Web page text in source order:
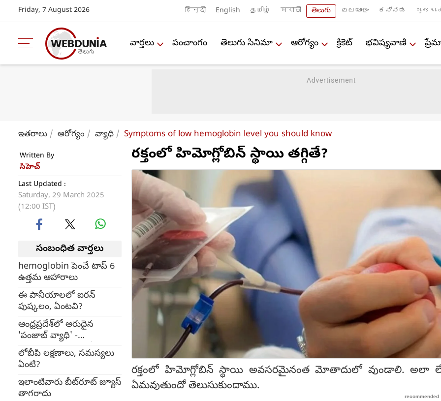
Friday, 7 August 2026 हिन्दी English தமிழ் मराठी తెలుగు മലയാളം ಕನ್ನಡ
వార్తలు పంచాంగం తెలుగు సినిమా ఆరోగ్యం క్రికెట్ భవిష్యవాణి
ఇతరాలు ఆరోగ్యం వ్యాధి Symptoms of low hemoglobin level you should know
Written By
సిహెచ్
Last Updated :
Saturday, 29 March 2025
(12:00 IST)
సంబంధిత వార్తలు
hemoglobin పెంచే టాప్ 6
ఉత్తమ ఆహారాలు
ఈ పానీయాలలో ఐరన్
పుష్కలం, ఏంటవి?
ఆంధ్రప్రదేశ్‌లో అరుదైన
'పంజాబ్ వ్యాధి' -
అంతుచిక్కని వ్యాధితో
హడలిపోతున్న వైద్యులు!
లోబీపి లక్షణాలు, సమస్యలు
ఏంటి?
ఇలాంటివారు బీట్‌రూట్ జ్యూస్
తాగరాదు
రక్తంలో హిమోగ్లోబిన్ స్థాయి తగ్గితే?
రక్తంలో హిమోగ్లోబిన్ స్థాయి అవసరమైనంత మోతాదులో వుండాలి. అలా
ఏమవుతుందో తెలుసుకుందాము.